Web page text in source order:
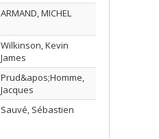
ARMAND, MICHEL
Wilkinson, Kevin
James
Prud&apos;Homme,
Jacques
Sauvé, Sébastien